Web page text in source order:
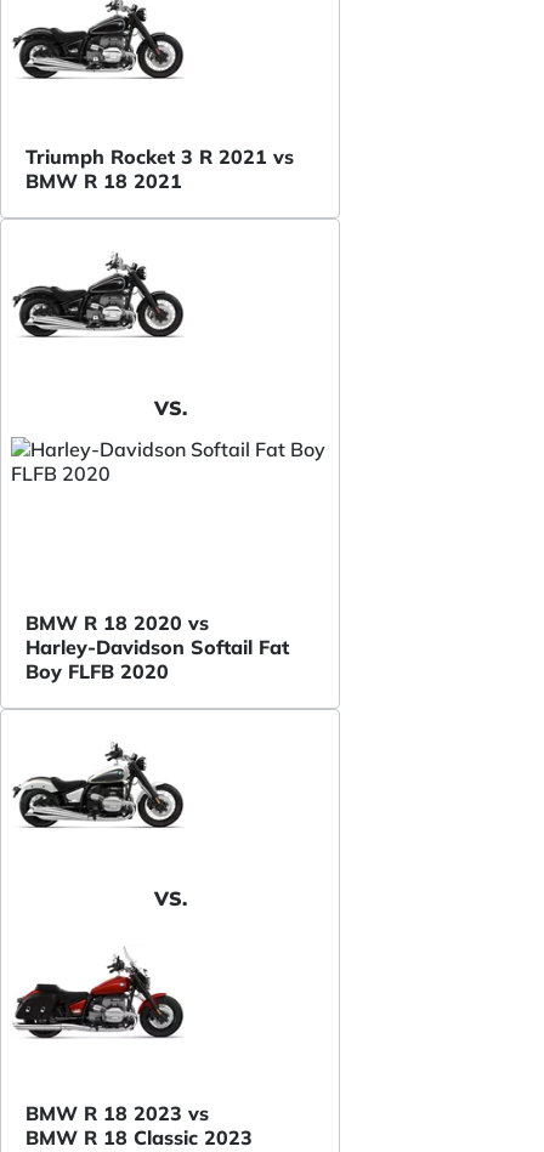
Triumph Rocket 3 R 2021 vs
BMW R 18 2021
VS.
BMW R 18 2020 vs
Harley-Davidson Softail Fat
Boy FLFB 2020
VS.
BMW R 18 2023 vs
BMW R 18 Classic 2023